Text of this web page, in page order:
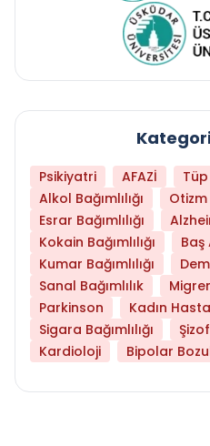
Psikiyatri AFAZİ
Alkol Bağımlılığı
Otizm
Esrar Bağımlılığı
Kokain Bağımlılığı
Baş
Kumar Bağımlılığı
Sanal Bağımlılık
Parkinson
Kadın
Sigara Bağımlılığı
Kardioloji
Bipolar